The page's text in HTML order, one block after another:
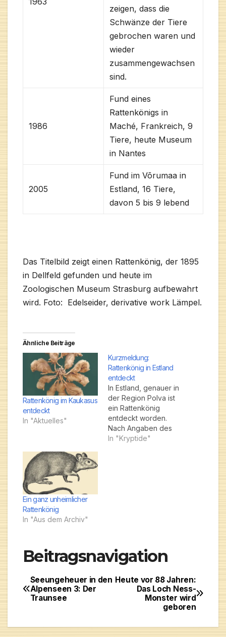
zeigen, dass die
Schwänze der Tiere
gebrochen waren und
wieder
zusammengewachsen
sind.
1986
Fund eines
Rattenkönigs in
Maché, Frankreich, 9
Tiere, heute Museum
in Nantes
2005
Fund im Võrumaa in
Estland, 16 Tiere,
davon 5 bis 9 lebend
Das Titelbild zeigt einen Rattenkönig, der 1895
in Dellfeld gefunden und heute im
Zoologischen Museum Strasburg aufbewahrt
wird. Foto: Edelseider, derivative work Lämpel.
Ähnliche Beiträge
Rattenkönig im Kaukasus
entdeckt
In "Aktuelles"
Kurzmeldung:
Rattenkönig in Estland
entdeckt
In Estland, genauer in
der Region Polva ist
ein Rattenkönig
entdeckt worden.
Nach Angaben des
Sohnes der Finderin
In "Kryptide"
Ein ganz unheimlicher
Rattenkönig
In "Aus dem Archiv"
Beitragsnavigation
Heute vor 88 Jahren:
Das Loch Ness-
Monster wird
geboren
Seeungeheuer in den
Alpenseen 3: Der
Traunsee